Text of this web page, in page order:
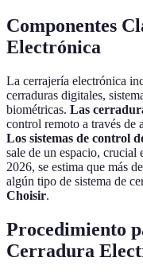
Componentes
Electrónica
La cerrajería electrónica
cerraduras digitales,
biométricas. Las
control remoto a través de
Los sistemas de control
sale de un espacio, crucial
2026, se estima que más
algún tipo de sistema de
Choisir.
Procedimiento
Cerradura